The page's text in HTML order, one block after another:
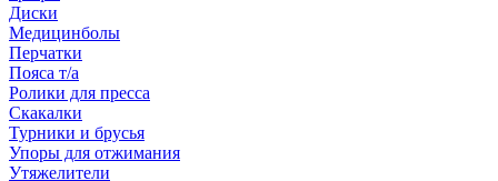
Диски
Медицинболы
Перчатки
Пояса т/а
Ролики для пресса
Скакалки
Турники и брусья
Упоры для отжимания
Утяжелители